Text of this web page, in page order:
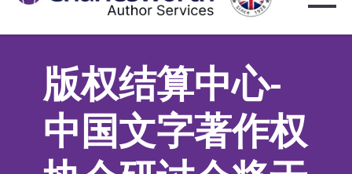
版权结算中心-
中国文字著作权